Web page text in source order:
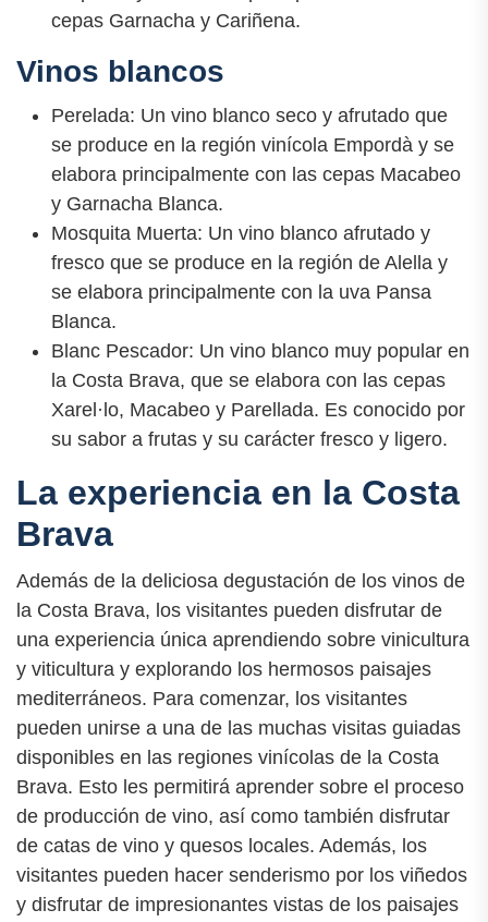
cepas Garnacha y Cariñena.
Vinos blancos
Perelada: Un vino blanco seco y afrutado que
se produce en la región vinícola Empordà y se
elabora principalmente con las cepas Macabeo
y Garnacha Blanca.
Mosquita Muerta: Un vino blanco afrutado y
fresco que se produce en la región de Alella y
se elabora principalmente con la uva Pansa
Blanca.
Blanc Pescador: Un vino blanco muy popular en
la Costa Brava, que se elabora con las cepas
Xarel·lo, Macabeo y Parellada. Es conocido por
su sabor a frutas y su carácter fresco y ligero.
La experiencia en la Costa
Brava
Además de la deliciosa degustación de los vinos de
la Costa Brava, los visitantes pueden disfrutar de
una experiencia única aprendiendo sobre vinicultura
y viticultura y explorando los hermosos paisajes
mediterráneos. Para comenzar, los visitantes
pueden unirse a una de las muchas visitas guiadas
disponibles en las regiones vinícolas de la Costa
Brava. Esto les permitirá aprender sobre el proceso
de producción de vino, así como también disfrutar
de catas de vino y quesos locales. Además, los
visitantes pueden hacer senderismo por los viñedos
y disfrutar de impresionantes vistas de los paisajes